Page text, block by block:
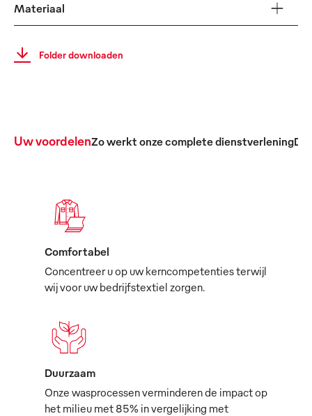
Materiaal
Folder downloaden
Uw voordelenZo werkt onze complete dienstverleningDe
Comfortabel
Concentreer u op uw kerncompetenties terwijl
wij voor uw bedrijfstextiel zorgen.
Duurzaam
Onze wasprocessen verminderen de impact op
het milieu met 85% in vergelijking met